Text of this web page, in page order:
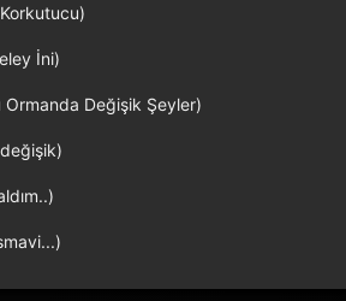
İni)
Değişik Şeyler)
değişik)